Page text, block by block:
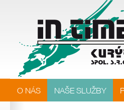
O NÁS NAŠE SLUŽBY